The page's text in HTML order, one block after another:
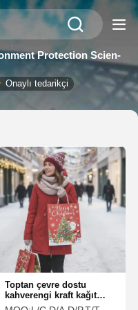
Protection Scien-
Onaylı tedarikçi
Toptan çevre dostu
kahverengi kraft kağıt
torbaları, Noel partileri,